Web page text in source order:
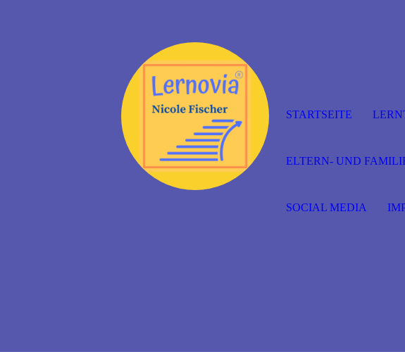
STARTSEITE
ELTERN- UND
SOCIAL MEDIA